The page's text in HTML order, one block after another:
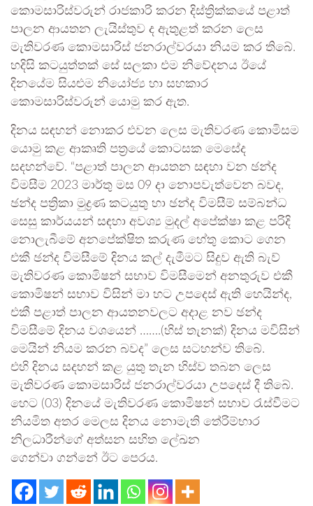
කොමසාරිස්වරුන් රාජකාරි කරන දිස්ත්‍රික්කයේ පළාත්
පාලන ආයතන ලැයිස්තුව ද ඇතුළත් කරන ලෙස
මැතිවරණ කොමසාරිස් ජනරාල්වරයා නියම කර තිබේ.
හදිසි කටයුත්තක් සේ සලකා එම නිවේදනය ඊයේ
දිනයේම සියළුම නියෝජ්‍ය හා සහකාර
කොමසාරිස්වරුන් යොමු කර ඇත.
දිනය සඳහන් නොකර එවන ලෙස මැතිවරණ කොමිසම
යොමු කළ ආකෘති පත්‍රයේ කොටසක මෙසේද
සදහන්වේ. “පළාත් පාලන ආයතන සඳහා වන ඡන්ද
විමසීම 2023 මාර්තු මස 09 දා නොපවැත්වෙන බවද,
ඡන්ද පත්‍රිකා මුද්‍රණ කටයුතු හා ඡන්ද විමසීම් සම්බන්ධ
සෙසු කාර්යයන් සඳහා අවශ්‍ය මුදල් අපේක්ෂා කළ පරිදි
නොලැබීමේ අනපේක්ෂිත කරුණ හේතු කොට ගෙන
එකී ඡන්ද විමසීමේ දිනය කල් දැමීමට සිදුව ඇති බැව්
මැතිවරණ කොමිෂන් සභාව විමසීමෙන් අනතුරුව එකී
කොමිෂන් සභාව විසින් මා හට උපදෙස් ඇති හෙයින්ද,
එකී පළාත් පාලන ආයතනවලට අදාළ නව ඡන්ද
විමසීමේ දිනය වශයෙන් …….(හිස් තැනක්) දිනය මවිසින්
මෙයින් නියම කරන බවද” ලෙස සටහන්ව තිබේ.
එහි දිනය සදහන් කළ යුතු තැන හිස්ව තබන ලෙස
මැතිවරණ කොමසාරිස් ජනරාල්වරයා උපදෙස් දී තිබේ.
හෙට (03) දිනයේ මැතිවරණ කොමිෂන් සභාව රැස්වීමට
නියමිත අතර මෙලස දිනය නොමැති තේරිම්භාර
නිලධාරීන්ගේ අත්සන සහිත ලේඛන
ගෙන්වා ගන්නේ ඊට පෙරය.